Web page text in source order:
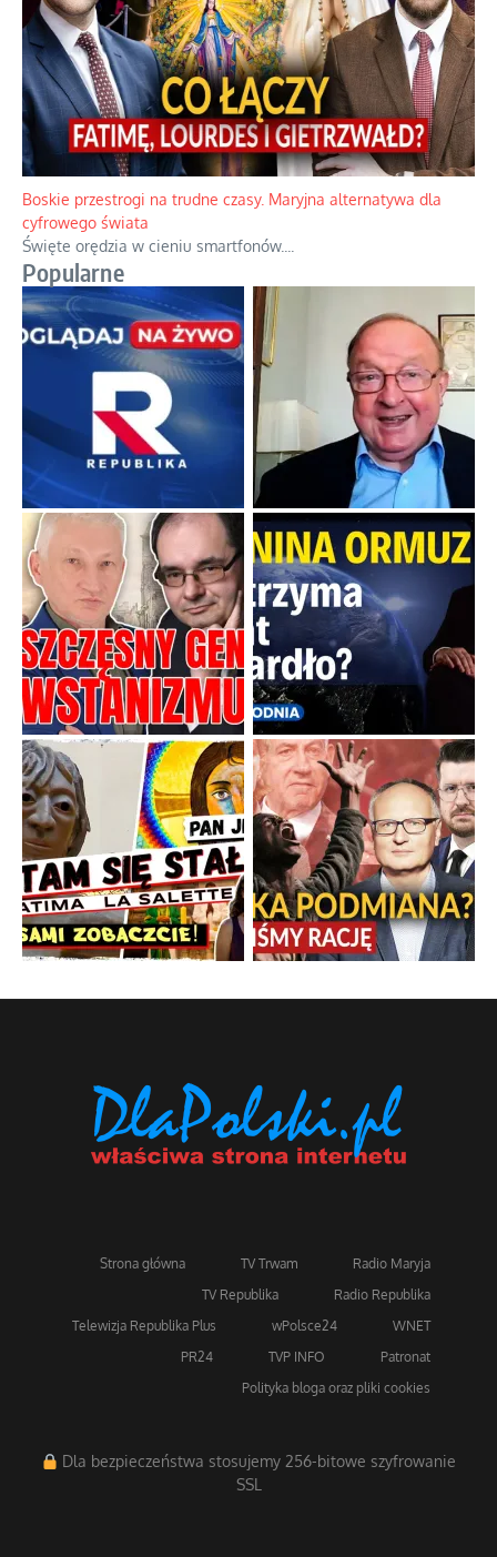
Papieskie innowacje w tradycyjnym różańcu
Gorący dylemat medytacji nad tajemnicami....
Boskie przestrogi na trudne czasy. Maryjna alternatywa dla
cyfrowego świata
Święte orędzia w cieniu smartfonów.
Popularne